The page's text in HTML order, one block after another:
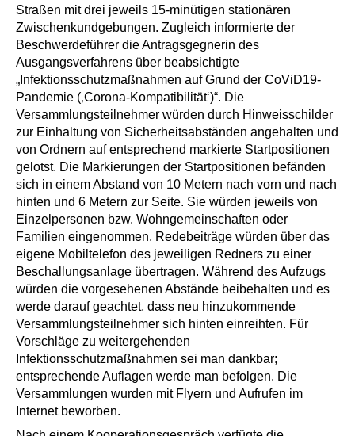
Straßen mit drei jeweils 15-minütigen stationären
Zwischenkundgebungen. Zugleich informierte der
Beschwerdeführer die Antragsgegnerin des
Ausgangsverfahrens über beabsichtigte
„Infektionsschutzmaßnahmen auf Grund der CoViD19-
Pandemie (‚Corona-Kompatibilität‘)“. Die
Versammlungsteilnehmer würden durch Hinweisschilder
zur Einhaltung von Sicherheitsabständen angehalten und
von Ordnern auf entsprechend markierte Startpositionen
gelotst. Die Markierungen der Startpositionen befänden
sich in einem Abstand von 10 Metern nach vorn und nach
hinten und 6 Metern zur Seite. Sie würden jeweils von
Einzelpersonen bzw. Wohngemeinschaften oder
Familien eingenommen. Redebeiträge würden über das
eigene Mobiltelefon des jeweiligen Redners zu einer
Beschallungsanlage übertragen. Während des Aufzugs
würden die vorgesehenen Abstände beibehalten und es
werde darauf geachtet, dass neu hinzukommende
Versammlungsteilnehmer sich hinten einreihten. Für
Vorschläge zu weitergehenden
Infektionsschutzmaßnahmen sei man dankbar;
entsprechende Auflagen werde man befolgen. Die
Versammlungen wurden mit Flyern und Aufrufen im
Internet beworben.